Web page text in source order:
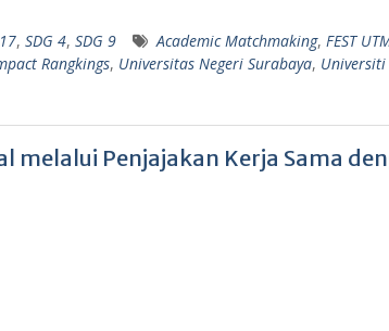
, SDG 4, SDG 9 Academic Matchmaking, FEST
Rangkings, Universitas Negeri Surabaya,
melalui Penjajakan Kerja Sama